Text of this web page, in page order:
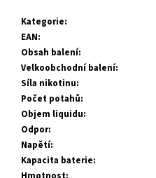
Kategorie:
EAN:
Obsah balení:
Velkoobchodní balení:
Síla nikotinu:
Počet potahů:
Objem liquidu:
Odpor:
Napětí:
Kapacita baterie:
RED
SALT
BERRY
20
MG
(U)
219
Kč